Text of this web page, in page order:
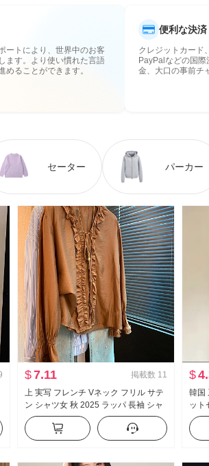
ートにより、世界中のお客
ます。より使い慣れた言語
ることができます。
便利な決済
クレジットカード
PayPalなどの国
金、大口の事前チ
セーター パーカー
$7.11 掲載数 11
上 実写 フレンチ Vネック フリル サテ
ン シャツ女 秋 2025 ラッパ 長袖 シャ
ツ 高度 ピンク トップス
$
韓国
ット
ノ
リム